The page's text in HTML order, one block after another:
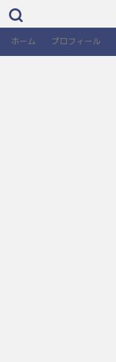
ホーム プロフィール